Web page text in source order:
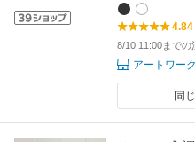
トレール
4.84
8/10 11:00までの
アートワー
同